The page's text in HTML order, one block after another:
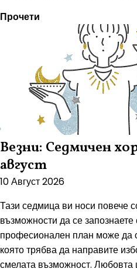
Прочети
Везни: Седмичен
август
10 Август 2026
Тази седмица ви носи повече
възможности да се
професионален план може да
която трябва да направите
смелата възможност.